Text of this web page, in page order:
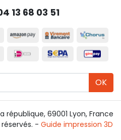
13 68 03 51
OK
république, 69001 Lyon, France
- Guide impression 3D